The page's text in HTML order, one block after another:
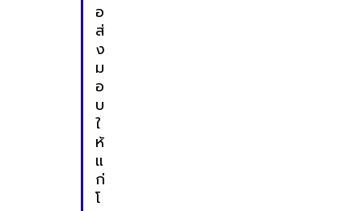
อ
ส่
ง
ม
อ
บ
ใ
ห้
แ
ก่
โ